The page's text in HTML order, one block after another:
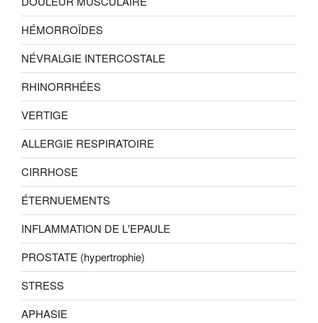
HÉMORROÏDES
NÉVRALGIE INTERCOSTALE
RHINORRHÉES
VERTIGE
ALLERGIE RESPIRATOIRE
CIRRHOSE
ÉTERNUEMENTS
INFLAMMATION DE L'EPAULE
PROSTATE (hypertrophie)
STRESS
APHASIE